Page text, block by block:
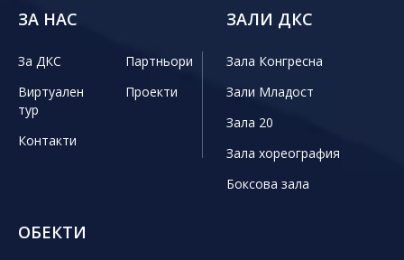
ЗА НАС
За ДКС
Партньори
Виртуален
тур
Проекти
Контакти
ЗАЛИ ДКС
Зала Конгресна
Зали Младост
Зала 20
Зала хореография
Боксова зала
ОБЕКТИ